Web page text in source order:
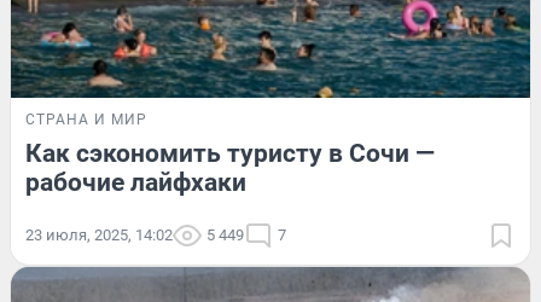
СТРАНА И МИР
Как сэкономить туристу в Сочи —
рабочие лайфхаки
23 июля, 2025, 14:02 5 449 7